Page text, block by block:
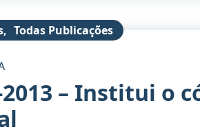
, Todas Publicações
2013 – Institui o